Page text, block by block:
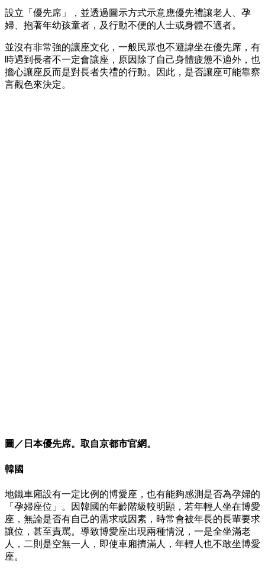
設立「優先席」，並透過圖示方式示意應優先禮讓老人、孕
婦、抱著年幼孩童者，及行動不便的人士或身體不適者。
並沒有非常強的讓座文化，一般民眾也不避諱坐在優先席，有
時遇到長者不一定會讓座，原因除了自己身體疲憊不適外，也
擔心讓座反而是對長者失禮的行動。因此，是否讓座可能靠察
言觀色來決定。
圖／日本優先席。取自京都市官網。
韓國
地鐵車廂設有一定比例的博愛座，也有能夠感測是否為孕婦的
「孕婦座位」。因韓國的年齡階級較明顯，若年輕人坐在博愛
座，無論是否有自己的需求或因素，時常會被年長的長輩要求
讓位，甚至責罵。導致博愛座出現兩種情況，一是全坐滿老
人，二則是空無一人，即使車廂擠滿人，年輕人也不敢坐博愛
座。